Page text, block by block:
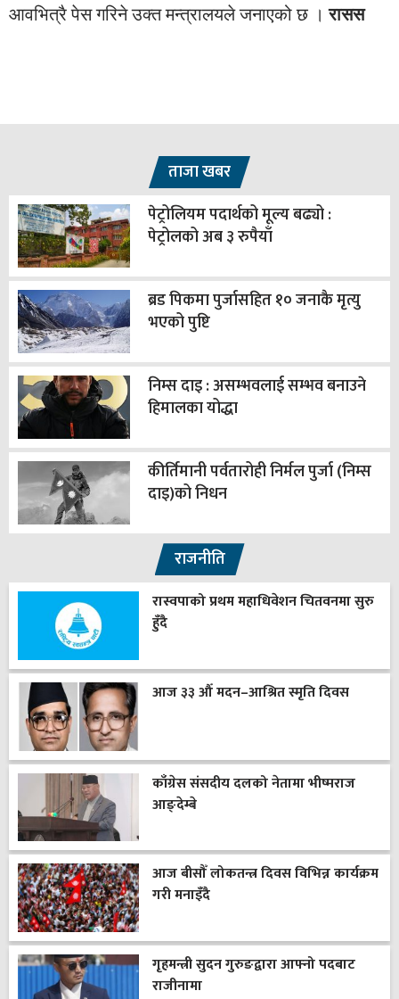
आवभित्रै पेस गरिने उक्त मन्त्रालयले जनाएको छ ।रासस
ताजा खबर
पेट्रोलियम पदार्थको मूल्य बढ्यो :
पेट्रोलको अब ३ रुपैयाँ
ब्रड पिकमा पुर्जासहित १० जनाकै मृत्यु
भएको पुष्टि
निम्स दाइ : असम्भवलाई सम्भव बनाउने
हिमालका योद्धा
कीर्तिमानी पर्वतारोही निर्मल पुर्जा (निम्स
दाइ)को निधन
राजनीति
रास्वपाको प्रथम महाधिवेशन चितवनमा सुरु
हुँदै
आज ३३ औँ मदन–आश्रित स्मृति दिवस
काँग्रेस संसदीय दलको नेतामा भीष्मराज
आङ्देम्बे
आज बीसौँ लोकतन्त्र दिवस विभिन्न कार्यक्रम
गरी मनाइँदै
गृहमन्त्री सुदन गुरुङद्वारा आफ्नो पदबाट
राजीनामा